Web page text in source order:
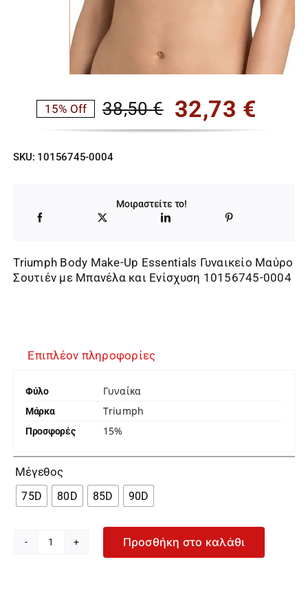
ENGLISH English
38,50€
Original
price
38,50 €.
32,73 €
Η
τρέχουσα
είναι:
32,73 €.
15% Off
SKU: 10156745-0004
Μοιραστείτε το!
Triumph Body Make-Up Essentials Γυναικείο Μαύρο
Σουτιέν με Μπανέλα και Ενίσχυση 10156745-0004
Επιπλέον πληροφορίες
Φύλο Γυναίκα
Μάρκα Triumph
Προσφορές 15%
Μέγεθος
75D 80D 85D 90D
Triumph
Προσθήκη στο καλάθι